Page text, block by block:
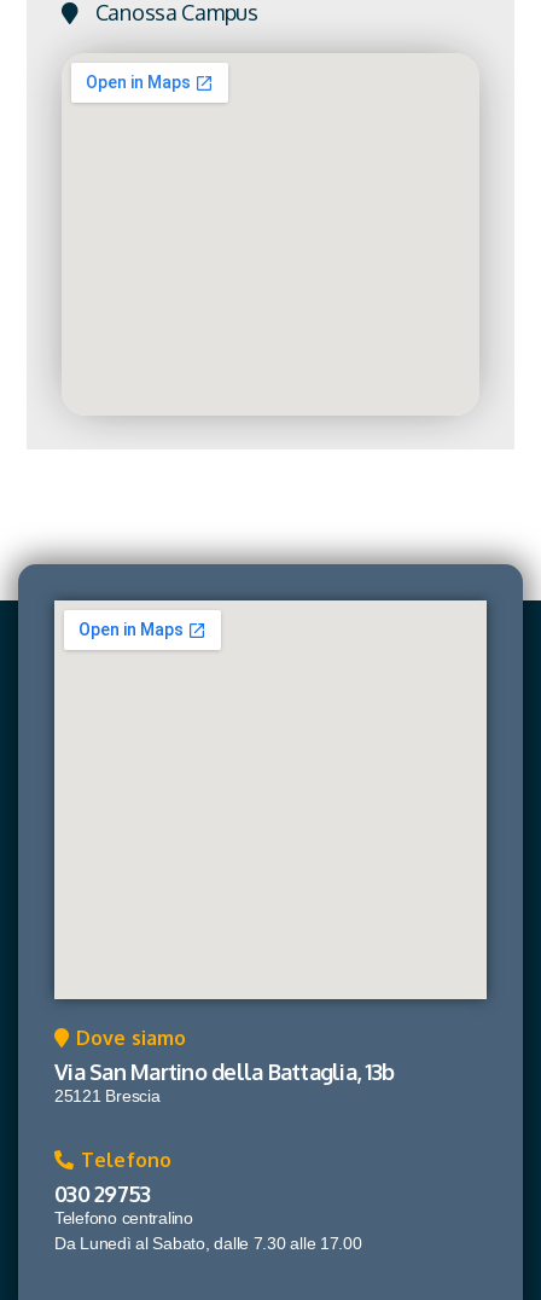
Canossa Campus
Dove siamo
Via San Martino della Battaglia, 13b
25121 Brescia
Telefono
030 29753
Telefono centralino
Da Lunedì al Sabato, dalle 7.30 alle 17.00